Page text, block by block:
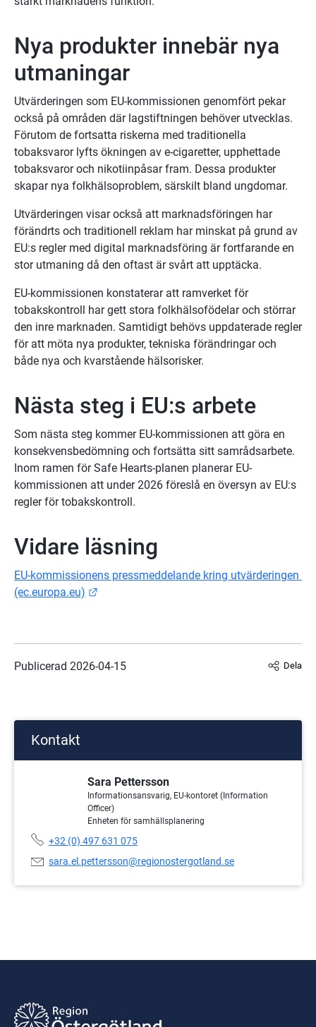
Nya produkter innebär nya
utmaningar
Utvärderingen som EU-kommissionen genomfört pekar
också på områden där lagstiftningen behöver utvecklas.
Förutom de fortsatta riskerna med traditionella
tobaksvaror lyfts ökningen av e-cigaretter, upphettade
tobaksvaror och nikotiinpåsar fram. Dessa produkter
skapar nya folkhälsoproblem, särskilt bland ungdomar.
Utvärderingen visar också att marknadsföringen har
förändrts och traditionell reklam har minskat på grund av
EU:s regler med digital marknadsföring är fortfarande en
stor utmaning då den oftast är svårt att upptäcka.
EU-kommissionen konstaterar att ramverket för
tobakskontroll har gett stora folkhälsofödelar och störrar
den inre marknaden. Samtidigt behövs uppdaterade regler
för att möta nya produkter, tekniska förändringar och
både nya och kvarstående hälsorisker.
Nästa steg i EU:s arbete
Som nästa steg kommer EU-kommissionen att göra en
konsekvensbedömning och fortsätta sitt samrådsarbete.
Inom ramen för Safe Hearts-planen planerar EU-
kommissionen att under 2026 föreslå en översyn av EU:s
regler för tobakskontroll.
Vidare läsning
EU-kommissionens pressmeddelande kring utvärderingen
(ec.europa.eu)
Publicerad 2026-04-15 Dela
Kontakt
Sara Pettersson
Informationsansvarig, EU-kontoret (Information
Officer)
Enheten för samhällsplanering
Telefonnummer:
+32 (0) 497 631 075
E-
sara.el.pettersson@regionostergotland.se